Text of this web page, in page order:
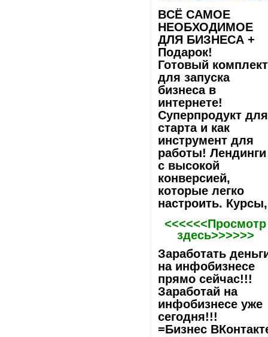
ВCЁ САМОЕ
НЕОБХОДИМОЕ
ДЛЯ БИЗНЕСА +
Подарок!
Готовый комплект
для запуска
бизнеса в
интернете!
Суперпродукт для
старта и как
инструмент для
работы! Лeндинги
с высокой
конверсией,
которые легко
настроить. Курсы,
<<<<<<Просмотр
здесь>>>>>>
Заработать
на инфобизнесе
прямо сейчас!!!
Заработай на
инфобизнесе уже
сегодня!!!
=Бизнес